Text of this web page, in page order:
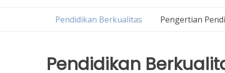
Pendidikan Berkualitas Pengertian
Pendidikan